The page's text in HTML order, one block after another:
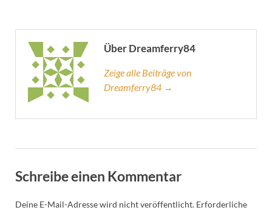
Über Dreamferry84
Zeige alle Beiträge von
Dreamferry84 →
Schreibe einen Kommentar
Deine E-Mail-Adresse wird nicht veröffentlicht. Erforderliche